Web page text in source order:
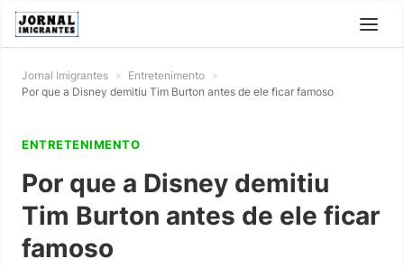
Jornal Imigrantes » Entretenimento »
Por que a Disney demitiu Tim Burton antes de ele ficar famoso
ENTRETENIMENTO
Por que a Disney demitiu
Tim Burton antes de ele ficar
famoso